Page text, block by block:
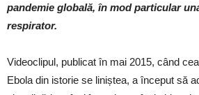
pandemie globală, în mod particular
respirator.
Videoclipul, publicat în mai 2015, când
Ebola din istorie se liniștea, a început să